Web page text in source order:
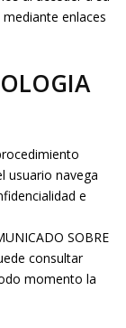
enlaces
usuario navega
e
SOBRE
consultar
momento la